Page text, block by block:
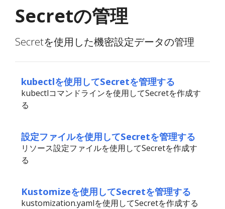
Secretの管理
Secretを使用した機密設定データの管理
kubectlを使用してSecretを管理する
kubectlコマンドラインを使用してSecretを作成す
る
設定ファイルを使用してSecretを管理する
リソース設定ファイルを使用してSecretを作成す
る
Kustomizeを使用してSecretを管理する
kustomization.yamlを使用してSecretを作成する